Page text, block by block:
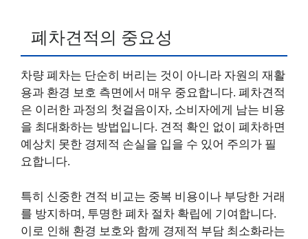
폐차견적의 중요성
차량 폐차는 단순히 버리는 것이 아니라 자원의 재활
용과 환경 보호 측면에서 매우 중요합니다. 폐차견적
은 이러한 과정의 첫걸음이자, 소비자에게 남는 비용
을 최대화하는 방법입니다. 견적 확인 없이 폐차하면
예상치 못한 경제적 손실을 입을 수 있어 주의가 필
요합니다.
특히 신중한 견적 비교는 중복 비용이나 부당한 거래
를 방지하며, 투명한 폐차 절차 확립에 기여합니다.
이로 인해 환경 보호와 함께 경제적 부담 최소화라는